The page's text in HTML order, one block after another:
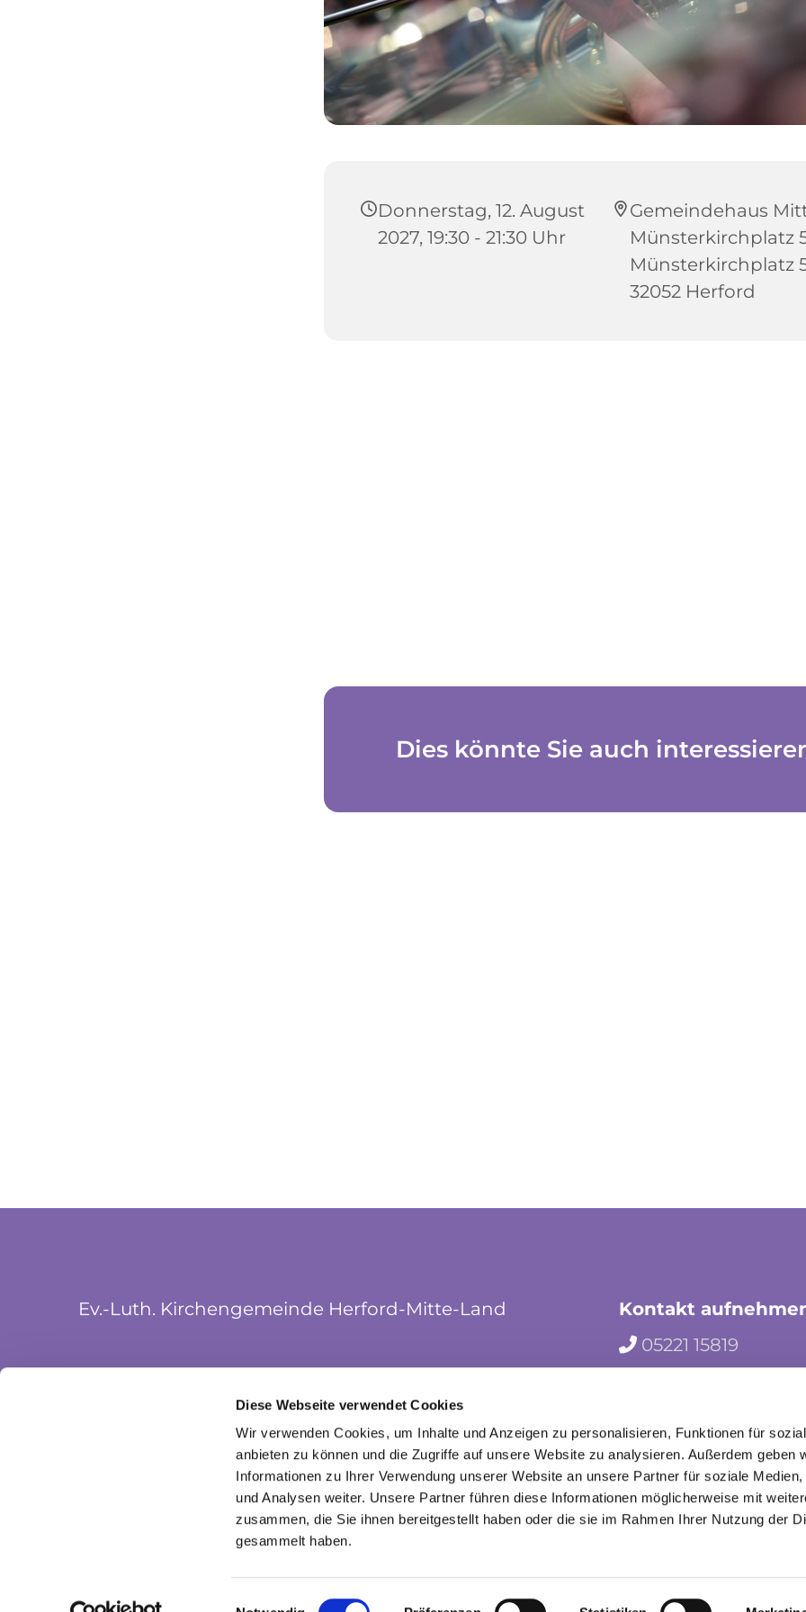
Diese Webseite verwendet Cookies
Wir verwenden Cookies, um Inhalte und Anzeigen zu personalisieren, Funktionen für
anbieten zu können und die Zugriffe auf unsere Website zu analysieren. Außerdem geben
Informationen zu Ihrer Verwendung unserer Website an unsere Partner für soziale Medien,
und Analysen weiter. Unsere Partner führen diese Informationen möglicherweise mit
zusammen, die Sie ihnen bereitgestellt haben oder die sie im Rahmen Ihrer Nutzung der
gesammelt haben.
Einwilligungsauswahl
Donnerstag, 12. August
2027, 19:30 - 21:30 Uhr
Gemeindehaus
Münsterkirchplatz
Münsterkirchplatz
32052 Herford
Dies könnte Sie auch
Ev.-Luth. Kirchengemeinde Herford-Mitte-Land Kontakt
 05221 15819